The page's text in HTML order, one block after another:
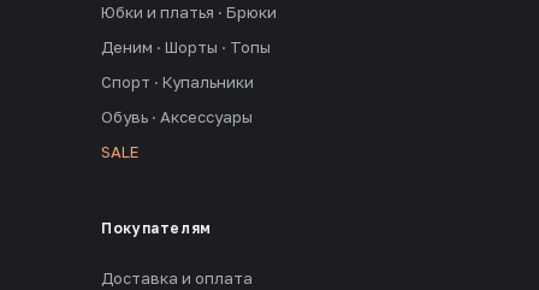
Юбки и платья · Брюки
Деним · Шорты · Топы
Спорт · Купальники
Обувь · Аксессуары
SALE
Покупателям
Доставка и оплата